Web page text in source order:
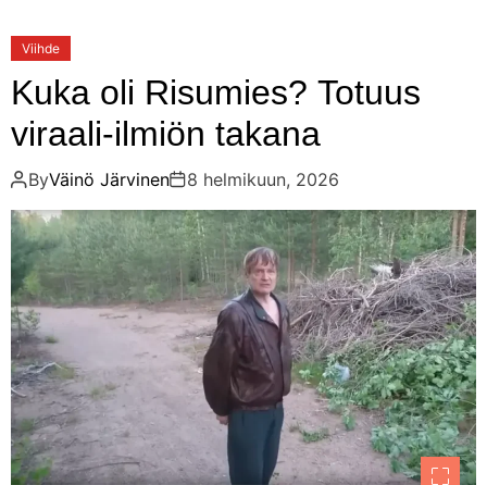
Viihde
Kuka oli Risumies? Totuus
viraali-ilmiön takana
ByVäinö Järvinen 8 helmikuun, 2026